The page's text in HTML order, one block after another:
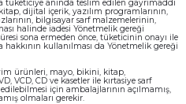
tüketiciye anında teslim edilen gayrimaddi
dijital içerik, yazılım programlarının,
bilgisayar sarf malzemelerinin,
halinde iadesi Yönetmelik gereği
sona ermeden önce, tüketicinin onayı ile
kullanılması da Yönetmelik gereği
ürünleri, mayo, bikini, kitap,
VCD, CD ve kasetler ile kırtasiye sarf
için ambalajlarının açılmamış,
olmaları gerekir.